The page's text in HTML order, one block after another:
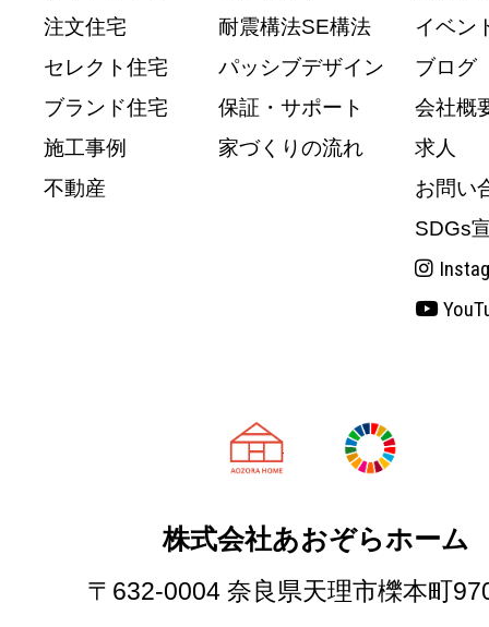
注文住宅
セレクト住宅
ブランド住宅
施工事例
不動産
耐震構法SE構法
パッシブデザイン
保証・サポート
家づくりの流れ
イベン
ブログ
会社概
求人
お問い
SDGs
天理市の注文
株式会社あおぞらホーム
〒632-0004 奈良県天理市櫟本町